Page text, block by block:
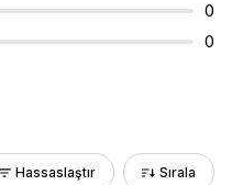
0
0
Hassaslaştır Sırala